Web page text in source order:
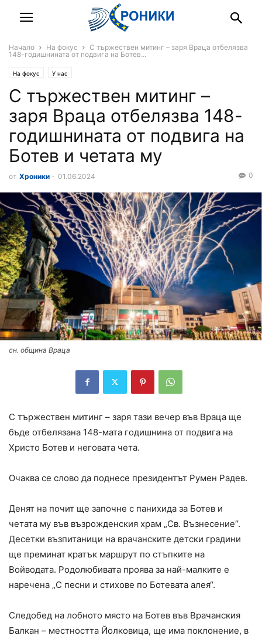
Начало На фокус
С тържествен митинг – заря Враца отбелязва
148-годишнината от подвига на Ботев...
На фокус У нас
С тържествен митинг –
заря Враца отбелязва 148-
годишнината от подвига на
Ботев и четата му
от Хроники - 01.06.2024 0
сн. община Враца
С тържествен митинг – заря тази вечер във Враца ще
бъде отбелязана 148-мата годишнина от подвига на
Христо Ботев и неговата чета.
Очаква се слово да поднесе президентът Румен Радев.
Денят на почит ще започне с панихида за Ботев и
четата му във възрожденския храм „Св. Възнесение“.
Десетки възпитаници на врачанските детски градини
ще преминат кратък маршрут по стъпките на
Войводата. Родолюбивата проява за най-малките е
наречена „С песни и стихове по Ботевата алея“.
Следобед на лобното място на Ботев във Врачанския
Балкан – местността Йолковица, ще има поклонение, в